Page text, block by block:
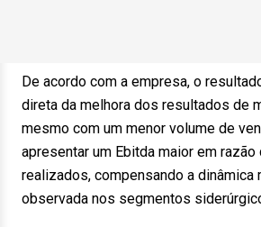
De acordo com a empresa, o
direta da melhora dos resultados de
mesmo com um menor volume de
apresentar um Ebitda maior em
realizados, compensando a dinâmica
observada nos segmentos